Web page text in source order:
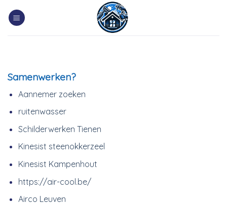
Samenwerken?
Aannemer zoeken
ruitenwasser
Schilderwerken Tienen
Kinesist steenokkerzeel
Kinesist Kampenhout
https://air-cool.be/
Airco Leuven